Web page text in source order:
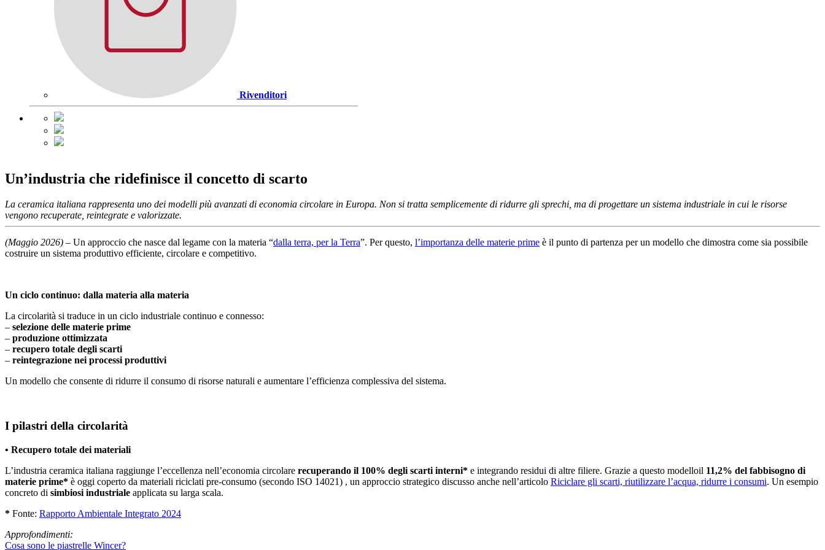
Rivenditori
Un’industria che ridefinisce il concetto di scarto
La ceramica italiana rappresenta uno dei modelli più avanzati di economia circolare in Europa. Non si tratta semplicemente di ridurre gli sprechi, ma di progettare un sistema industriale in cui le risorse
vengono recuperate, reintegrate e valorizzate.
(Maggio 2026) – Un approccio che nasce dal legame con la materia “dalla terra, per la Terra”. Per questo, l’importanza delle materie prime è il punto di partenza per un modello che dimostra come sia possibile
costruire un sistema produttivo efficiente, circolare e competitivo.
Un ciclo continuo: dalla materia alla materia
La circolarità si traduce in un ciclo industriale continuo e connesso:
– selezione delle materie prime
– produzione ottimizzata
– recupero totale degli scarti
– reintegrazione nei processi produttivi
Un modello che consente di ridurre il consumo di risorse naturali e aumentare l’efficienza complessiva del sistema.
I pilastri della circolarità
• Recupero totale dei materiali
L’industria ceramica italiana raggiunge l’eccellenza nell’economia circolare recuperando il 100% degli scarti interni* e integrando residui di altre filiere. Grazie a questo modelloil 11,2% del fabbisogno di
materie prime* è oggi coperto da materiali riciclati pre-consumo (secondo ISO 14021) , un approccio strategico discusso anche nell’articolo Riciclare gli scarti, riutilizzare l’acqua, ridurre i consumi. Un esempio
concreto di simbiosi industriale applicata su larga scala.
* Fonte: Rapporto Ambientale Integrato 2024
Approfondimenti:
Cosa sono le piastrelle Wincer?